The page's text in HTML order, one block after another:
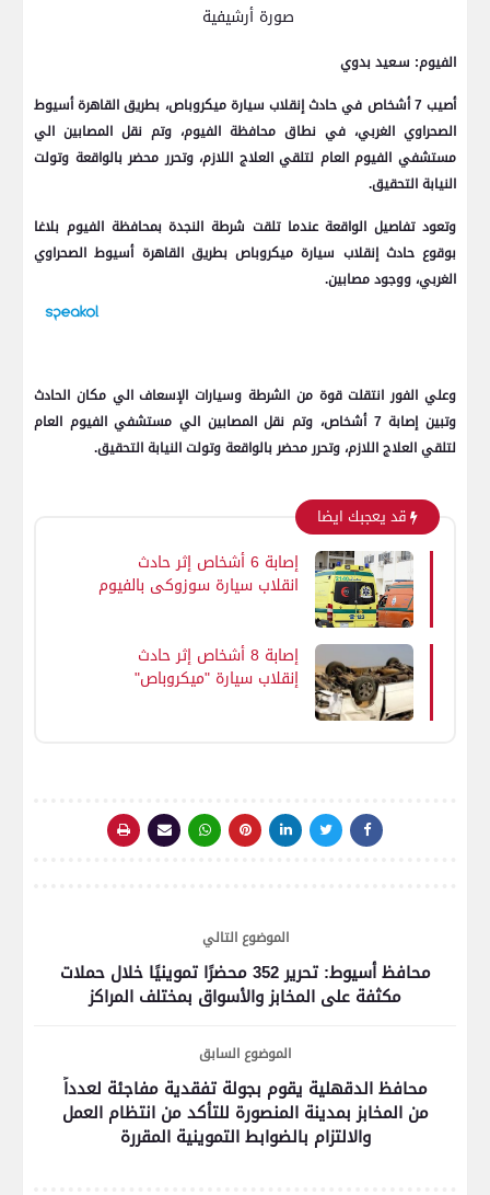
صورة أرشيفية
الفيوم: سـعيد بدوي
أصيب 7 أشخاص في حادث إنقلاب سيارة ميكروباص، بطريق القاهرة أسيوط
الصحراوي الغربي، في نطاق محافظة الفيوم، وتم نقل المصابين الي
مستشفي الفيوم العام لتلقي العلاج اللازم، وتحرر محضر بالواقعة وتولت
النيابة التحقيق.
وتعود تفاصيل الواقعة عندما تلقت شرطة النجدة بمحافظة الفيوم بلاغا
بوقوع حادث إنقلاب سيارة ميكروباص بطريق القاهرة أسيوط الصحراوي
الغربي، ووجود مصابين.
وعلي الفور انتقلت قوة من الشرطة وسيارات الإسعاف الي مكان الحادث
وتبين إصابة 7 أشخاص، وتم نقل المصابين الي مستشفي الفيوم العام
لتلقي العلاج اللازم، وتحرر محضر بالواقعة وتولت النيابة التحقيق.
قد يعجبك ايضا
إصابة 6 أشخاص إثر حادث
انقلاب سيارة سوزوكي بالفيوم
إصابة 8 أشخاص إثر حادث
إنقلاب سيارة "ميكروباص"
الموضوع التالي
محافظ أسيوط: تحرير 352 محضرًا تموينيًا خلال حملات
مكثفة على المخابز والأسواق بمختلف المراكز
الموضوع السابق
محافظ الدقهلية يقوم بجولة تفقدية مفاجئة لعدداً
من المخابز بمدينة المنصورة للتأكد من انتظام العمل
والالتزام بالضوابط التموينية المقررة